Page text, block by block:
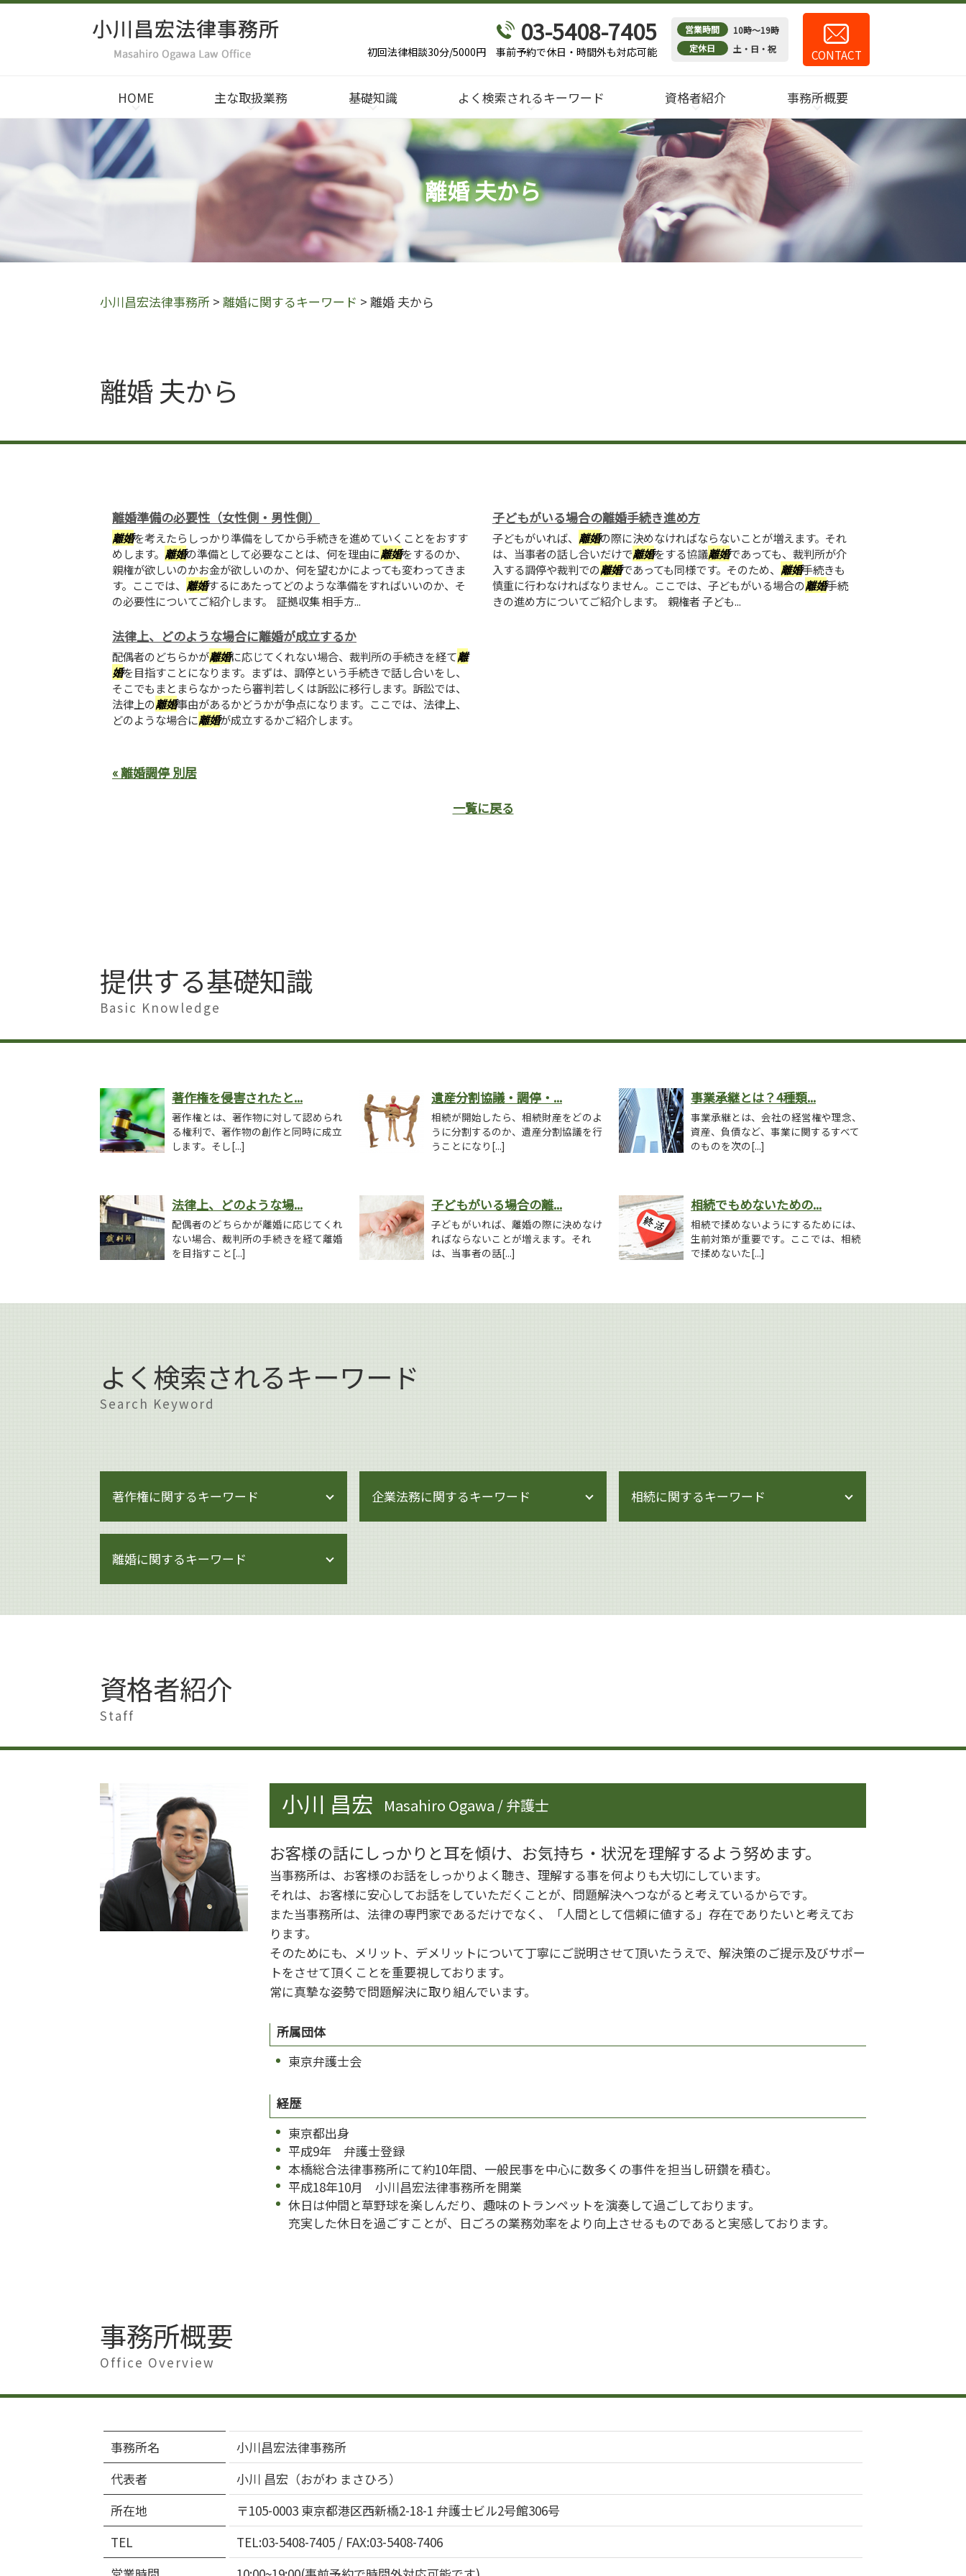
離婚 夫から
03-5408-7405
初回法律相談30分/5000円 事前予約で休日・時間外も対応可能
営業時間
10時～19時
定休日
土・日・祝 CONTACT
HOME 主な取扱業務 基礎知識 よく検索されるキーワード 資格者紹介 事務所概要
小川昌宏法律事務所 > 離婚に関するキーワード > 離婚 夫から
離婚 夫から
離婚準備の必要性（女性側・男性側）
離婚を考えたらしっかり準備をしてから手続きを進めていくことをおすす
めします。 離婚の準備として必要なことは、何を理由に離婚をするのか、
親権が欲しいのかお金が欲しいのか、何を望むかによっても変わってきま
す。ここでは、 離婚するにあたってどのような準備をすればいいのか、そ
の必要性についてご紹介します。 証拠収集 相手方...
子どもがいる場合の離婚手続き進め方
子どもがいれば、 離婚の際に決めなければならないことが増えます。それ
は、当事者の話し合いだけで離婚をする協議離婚であっても、裁判所が介
入する調停や裁判での離婚であっても同様です。そのため、 離婚手続きも
慎重に行わなければなりません。ここでは、子どもがいる場合の離婚手続
きの進め方についてご紹介します。 親権者 子ども...
法律上、どのような場合に離婚が成立するか
配偶者のどちらかが離婚に応じてくれない場合、裁判所の手続きを経て離
婚を目指すことになります。まずは、調停という手続きで話し合いをし、
そこでもまとまらなかったら審判若しくは訴訟に移行します。訴訟では、
法律上の離婚事由があるかどうかが争点になります。ここでは、法律上、
どのような場合に離婚が成立するかご紹介します。
« 離婚調停 別居
一覧に戻る
提供する基礎知識
Basic Knowledge
著作権を侵害されたと...
著作権とは、著作物に対して認められ
る権利で、著作物の創作と同時に成立
します。そし[...]
遺産分割協議・調停・...
相続が開始したら、相続財産をどのよ
うに分割するのか、遺産分割協議を行
うことになり[...]
事業承継とは？4種類...
事業承継とは、会社の経営権や理念、
資産、負債など、事業に関するすべて
のものを次の[...]
法律上、どのような場...
配偶者のどちらかが離婚に応じてくれ
ない場合、裁判所の手続きを経て離婚
を目指すこと[...]
子どもがいる場合の離...
子どもがいれば、離婚の際に決めなけ
ればならないことが増えます。それ
は、当事者の話[...]
相続でもめないための...
相続で揉めないようにするためには、
生前対策が重要です。ここでは、相続
で揉めないた[...]
よく検索されるキーワード
Search Keyword
著作権に関するキーワード
著作権 貸与
著作権侵害にならない
著作権侵害 時効
著作権侵害 知らずに
著作権 著作者人格権 違い
著作権 訴えられなければ
著作権とは 画像
著作権とは 文化庁
著作権 対象外
著作権 損害賠償
著作権 メリット
企業法務に関するキーワード
企業法務 雇用問題
企業法務 契約
企業法務 体制
企業法務 港区
企業法務 知財
企業法務 m&a
相続に関するキーワード
相続 せずに解体
相続 申告期限
遺産分割 新たな財産
遺言書作成 杉並区
生前対策 相続
離婚に関するキーワード
離婚 港区
離婚準備 男
離婚 遺産相続
離婚準備 貯金 いくら
離婚 慰謝料 モラハラ
離婚したい 男
離婚調停 期間
不貞行為 離婚
離婚 慰謝料
離婚 円満解決
離婚 夫から
離婚 男 不利
資格者紹介
Staff
小川 昌宏 Masahiro Ogawa / 弁護士
お客様の話にしっかりと耳を傾け、お気持ち・状況を理解するよう努めます。
当事務所は、お客様のお話をしっかりよく聴き、理解する事を何よりも大切にしています。
それは、お客様に安心してお話をしていただくことが、問題解決へつながると考えているからです。
また当事務所は、法律の専門家であるだけでなく、「人間として信頼に値する」存在でありたいと考えてお
ります。
そのためにも、メリット、デメリットについて丁寧にご説明させて頂いたうえで、解決策のご提示及びサポー
トをさせて頂くことを重要視しております。
常に真摯な姿勢で問題解決に取り組んでいます。
所属団体
東京弁護士会
経歴
東京都出身
平成9年 弁護士登録
本橋総合法律事務所にて約10年間、一般民事を中心に数多くの事件を担当し研鑽を積む。
平成18年10月 小川昌宏法律事務所を開業
休日は仲間と草野球を楽しんだり、趣味のトランペットを演奏して過ごしております。
充実した休日を過ごすことが、日ごろの業務効率をより向上させるものであると実感しております。
事務所概要
Office Overview
事務所名
小川昌宏法律事務所
代表者
小川 昌宏（おがわ まさひろ）
所在地
〒105-0003 東京都港区西新橋2-18-1 弁護士ビル2号館306号
TEL
TEL:03-5408-7405 / FAX:03-5408-7406